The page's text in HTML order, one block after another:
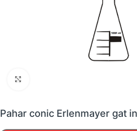
Pahar conic Erlenmayer gat